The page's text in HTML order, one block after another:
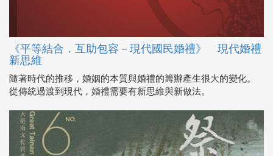
《平等結合．互助包容－現代國民婚禮》 現代婚禮
新思維
隨著時代的推移，婚姻的本質與婚禮的籌辦產生很大的變化。
從傳統過渡到現代，婚禮需要有新思維與新做法。